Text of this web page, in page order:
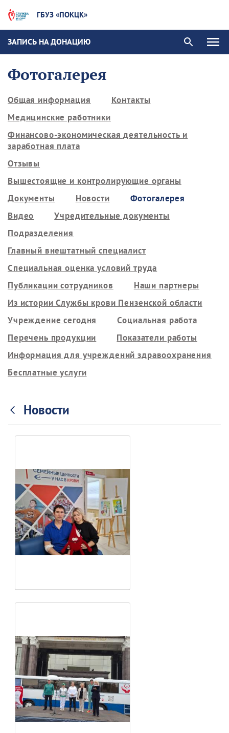
ГБУЗ «ПОКЦК»
ЗАПИСЬ НА ДОНАЦИЮ
Фотогалерея
Общая информация
Контакты
Медицинские работники
Финансово-экономическая деятельность и
заработная плата
Отзывы
Вышестоящие и контролирующие органы
Документы
Новости
Фотогалерея
Видео
Учредительные документы
Подразделения
Главный внештатный специалист
Специальная оценка условий труда
Публикации сотрудников
Наши партнеры
Из истории Службы крови Пензенской области
Учреждение сегодня
Социальная работа
Перечень продукции
Показатели работы
Информация для учреждений здравоохранения
Бесплатные услуги
Новости